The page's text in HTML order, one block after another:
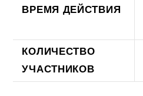
ВРЕМЯ ДЕЙСТВИЯ
КОЛИЧЕСТВО
УЧАСТНИКОВ